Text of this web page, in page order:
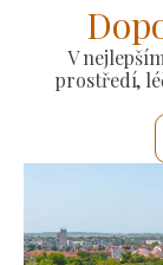
V
prostředí,